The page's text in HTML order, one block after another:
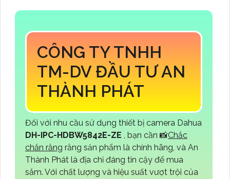
CÔNG TY TNHH
TM-DV ĐẦU TƯ AN
THÀNH PHÁT
Đối với nhu cầu sử dụng thiết bị camera Dahua
DH-IPC-HDBW5842E-ZE , bạn cần 📸Chắc
chắn rằng rằng sản phẩm là chính hãng, và An
Thành Phát là địa chỉ đáng tin cậy để mua
sắm. Với chất lượng và hiệu suất vượt trội của